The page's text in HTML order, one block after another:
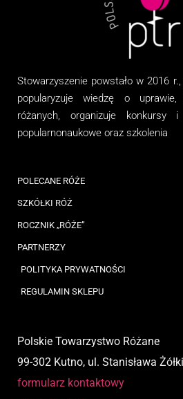
Stowarzyszenie powstało w 2016
popularyzuje wiedzę o
różanych, organizujekonkursy i
popularnonaukowe oraz szkolenia
POLECANE RÓŻE
SZKÓŁKI RÓŻ
ROCZNIK „RÓŻE”
PARTNERZY
POLITYKA PRYWATNOŚCI
REGULAMIN SKLEPU
Polskie Towarzystwo Różane
99-302 Kutno, ul. Stanisława
formularz kontaktowy